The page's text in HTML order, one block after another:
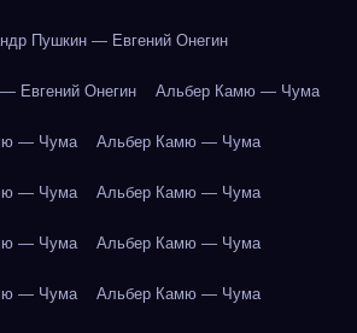
Пушкин — Евгений Онегин
Евгений Онегин Альбер Камю — Чума
— Чума Альбер Камю — Чума
— Чума Альбер Камю — Чума
— Чума Альбер Камю — Чума
— Чума Альбер Камю — Чума